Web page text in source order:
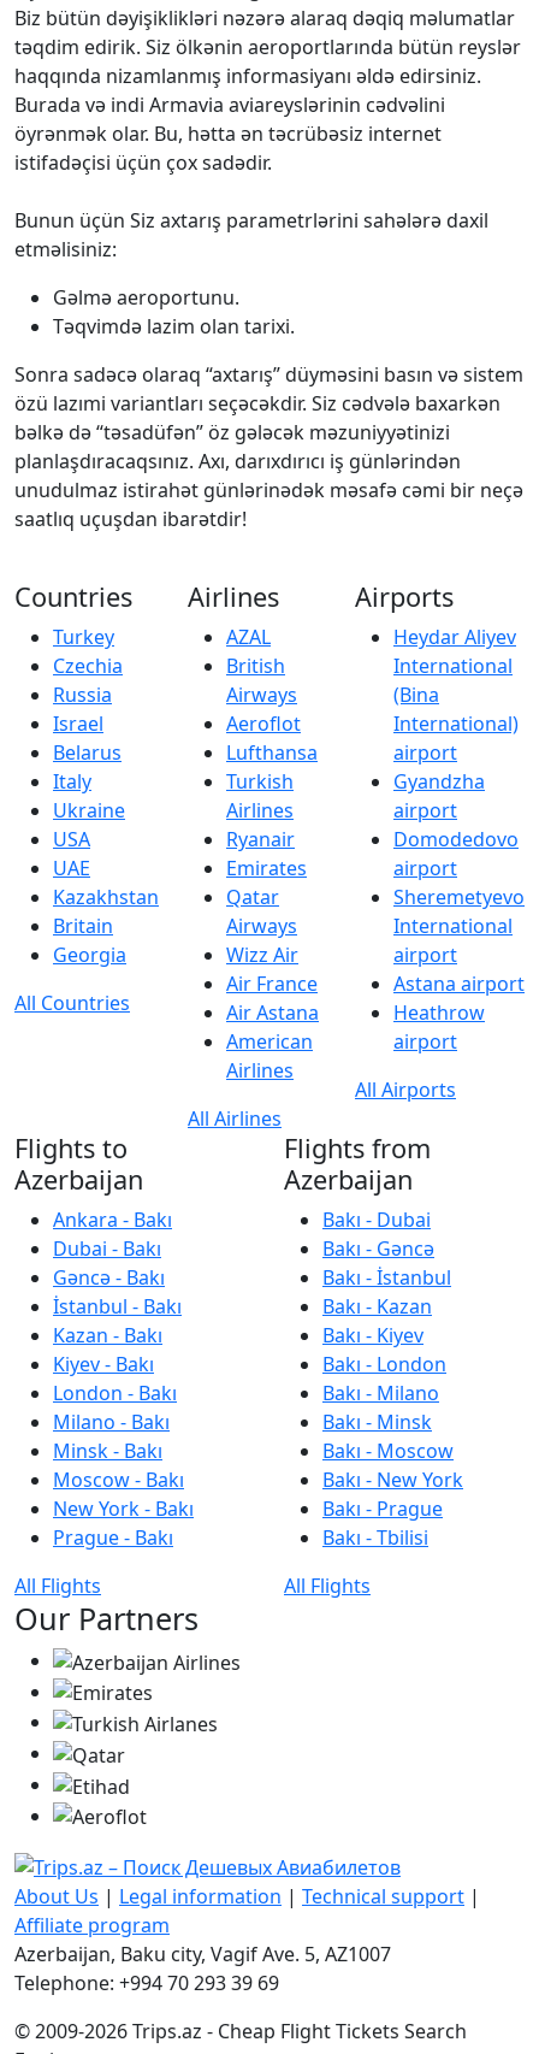
Biz bütün dəyişiklikləri nəzərə alaraq dəqiq məlumatlar
təqdim edirik. Siz ölkənin aeroportlarında bütün reyslər
haqqında nizamlanmış informasiyanı əldə edirsiniz.
Burada və indi Armavia aviareyslərinin cədvəlini
öyrənmək olar. Bu, hətta ən təcrübəsiz internet
istifadəçisi üçün çox sadədir.
Bunun üçün Siz axtarış parametrlərini sahələrə daxil
etməlisiniz:
Gəlmə aeroportunu.
Təqvimdə lazim olan tarixi.
Sonra sadəcə olaraq “axtarış” düyməsini basın və sistem
özü lazımi variantları seçəcəkdir. Siz cədvələ baxarkən
bəlkə də “təsadüfən” öz gələcək məzuniyyətinizi
planlaşdıracaqsınız. Axı, darıxdırıcı iş günlərindən
unudulmaz istirahət günlərinədək məsafə cəmi bir neçə
saatlıq uçuşdan ibarətdir!
Countries
Turkey
Czechia
Russia
Israel
Belarus
Italy
Ukraine
USA
UAE
Kazakhstan
Britain
Georgia
All Countries
Airlines
AZAL
British
Airways
Aeroflot
Lufthansa
Turkish
Airlines
Ryanair
Emirates
Qatar
Airways
Wizz Air
Air France
Air Astana
American
Airlines
All Airlines
Airports
Heydar Aliyev
International
(Bina
International)
airport
Gyandzha
airport
Domodedovo
airport
Sheremetyevo
International
airport
Astana airport
Heathrow
airport
All Airports
Flights to
Azerbaijan
Ankara - Bakı
Dubai - Bakı
Gəncə - Bakı
İstanbul - Bakı
Kazan - Bakı
Kiyev - Bakı
London - Bakı
Milano - Bakı
Minsk - Bakı
Moscow - Bakı
New York - Bakı
Prague - Bakı
All Flights
Flights from
Azerbaijan
Bakı - Dubai
Bakı - Gəncə
Bakı - İstanbul
Bakı - Kazan
Bakı - Kiyev
Bakı - London
Bakı - Milano
Bakı - Minsk
Bakı - Moscow
Bakı - New York
Bakı - Prague
Bakı - Tbilisi
All Flights
Our Partners
About Us | Legal information | Technical support |
Affiliate program
Azerbaijan, Baku city, Vagif Ave. 5, AZ1007
Telephone: +994 70 293 39 69
© 2009-2026 Trips.az - Cheap Flight Tickets Search